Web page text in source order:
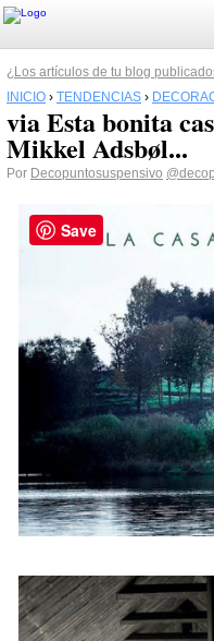
¿Los artículos de tu blog
INICIO › TENDENCIAS ›
via Esta bonita
Mikkel Adsbøl...
Por Decopuntosuspensivo
Save